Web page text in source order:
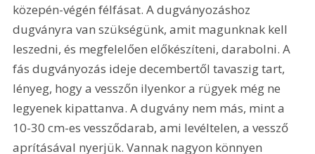
közepén-végén félfásat. A dugványozáshoz
dugványra van szükségünk, amit magunknak kell
leszedni, és megfelelően előkészíteni, darabolni. A
fás dugványozás ideje decembertől tavaszig tart,
lényeg, hogy a vesszőn ilyenkor a rügyek még ne
legyenek kipattanva. A dugvány nem más, mint a
10-30 cm-es vessződarab, ami levéltelen, a vessző
aprításával nyerjük. Vannak nagyon könnyen